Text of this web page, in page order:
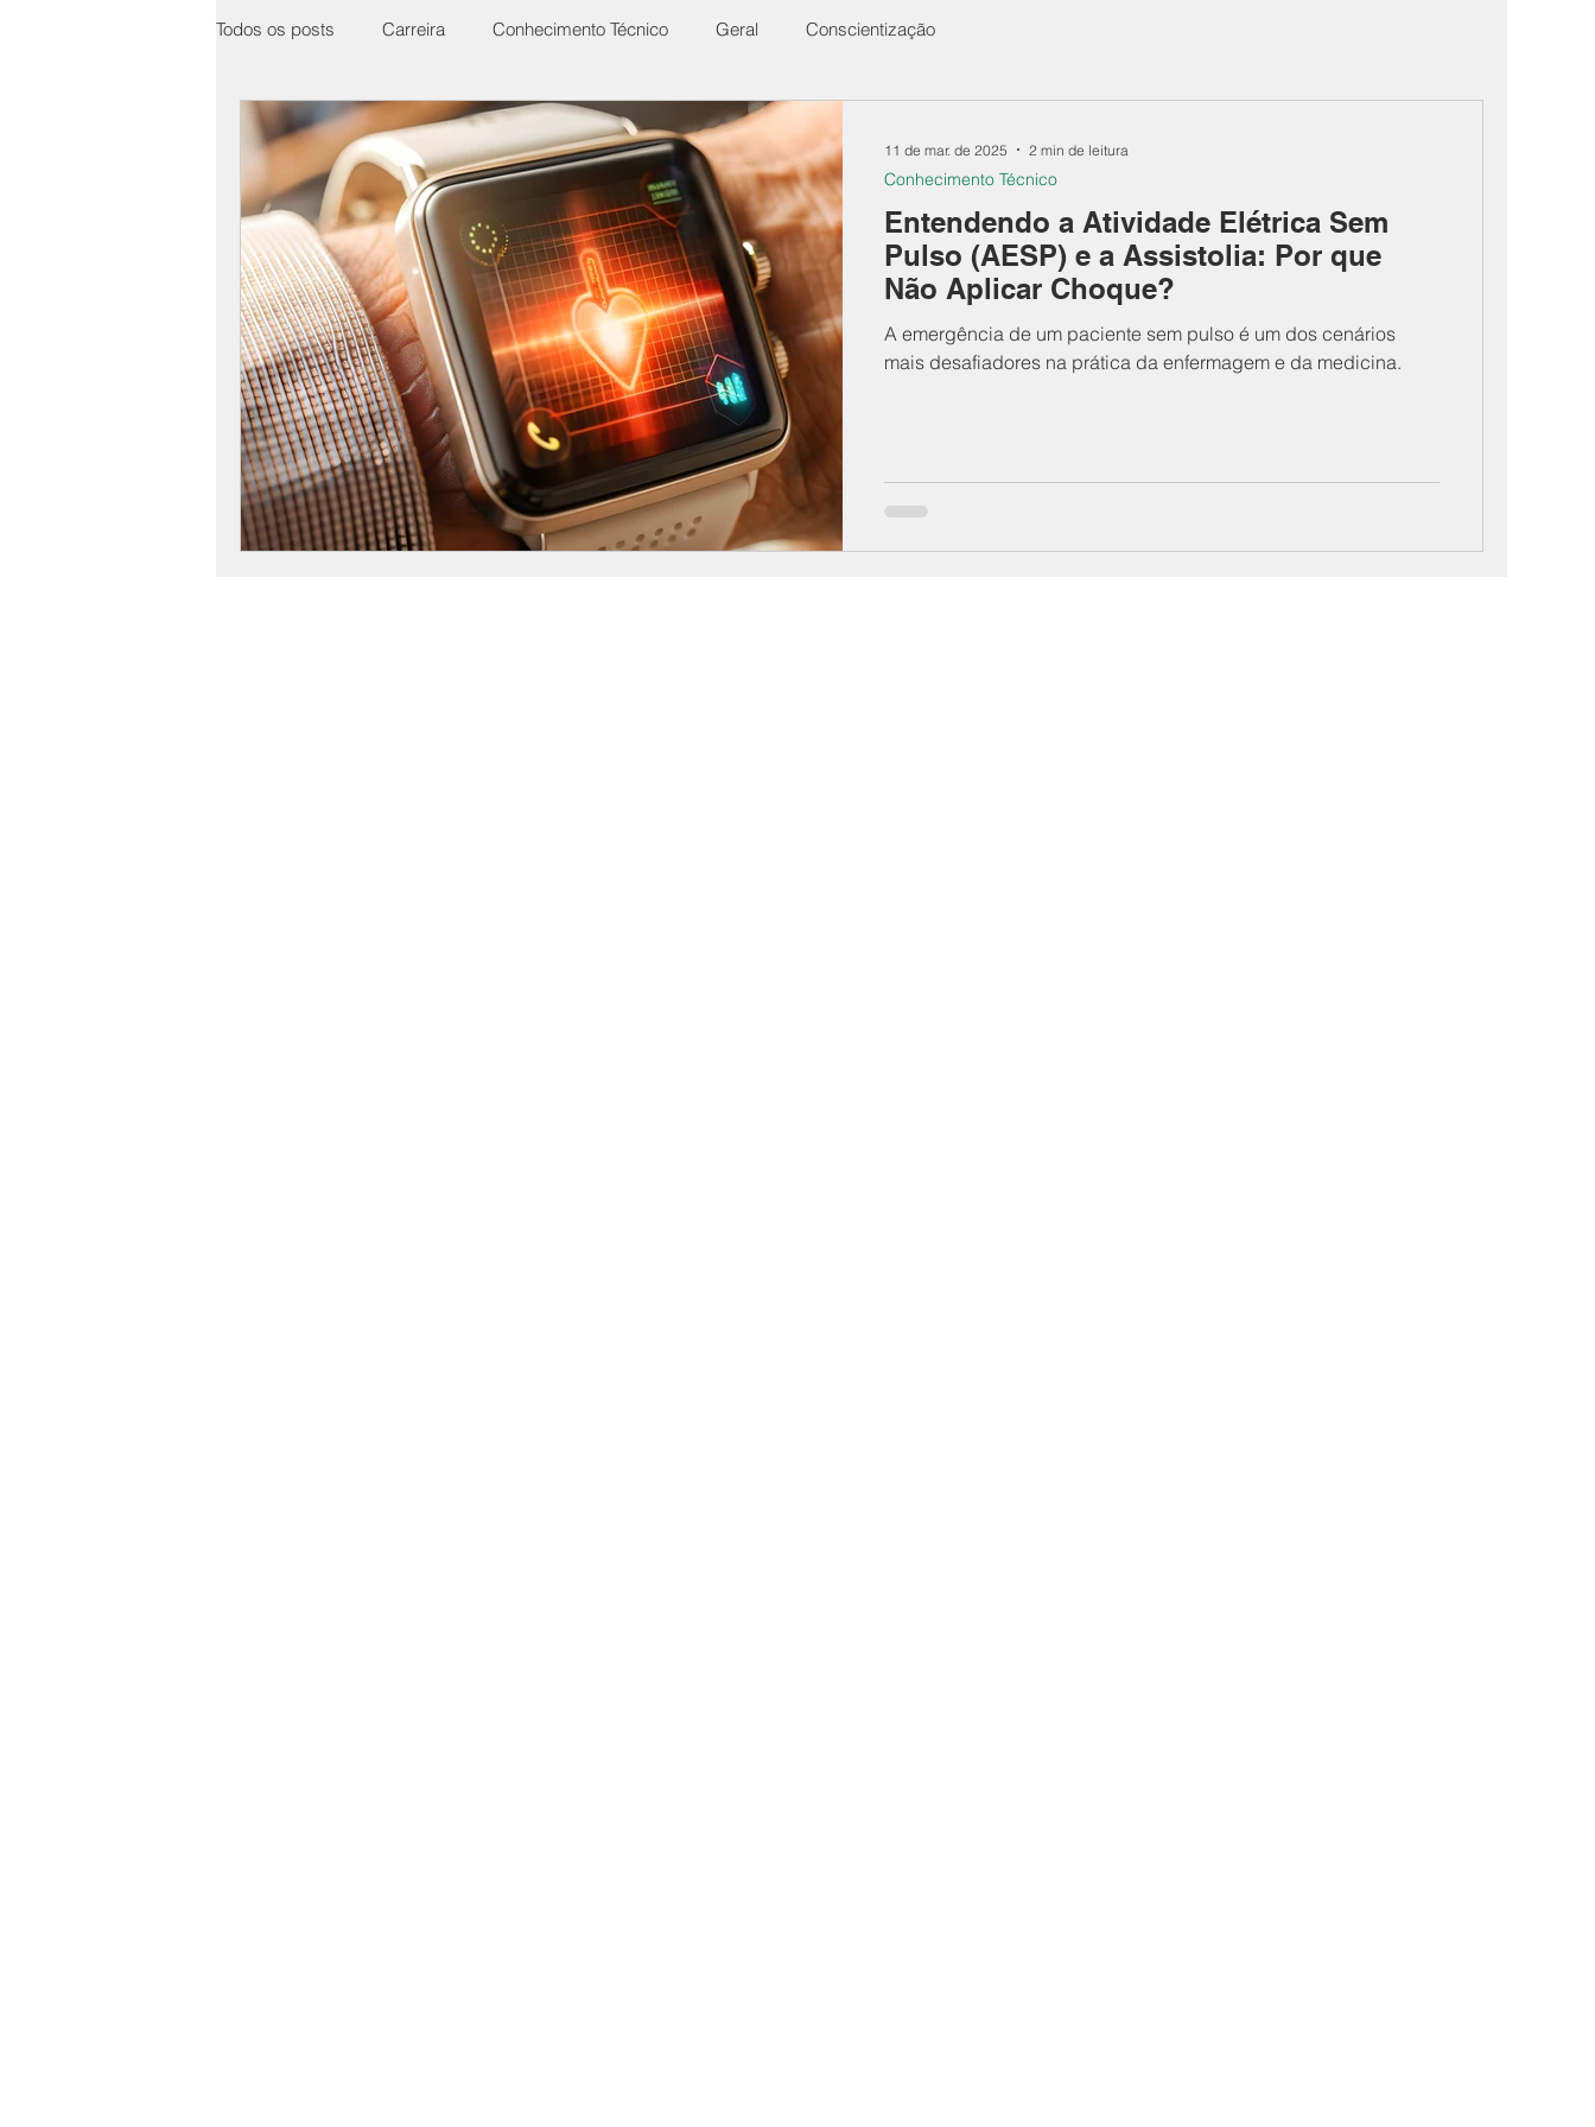
Todos os posts Carreira Conhecimento Técnico Geral Conscientização
Entendendo a Atividade Elétrica Sem
Pulso (AESP) e a Assistolia: Por que
Não Aplicar Choque?
A emergência de um paciente sem pulso é um dos cenários
mais desafiadores na prática da enfermagem e da medicina.
Conhecimento Técnico
11 de mar. de 2025 2 min de leitura